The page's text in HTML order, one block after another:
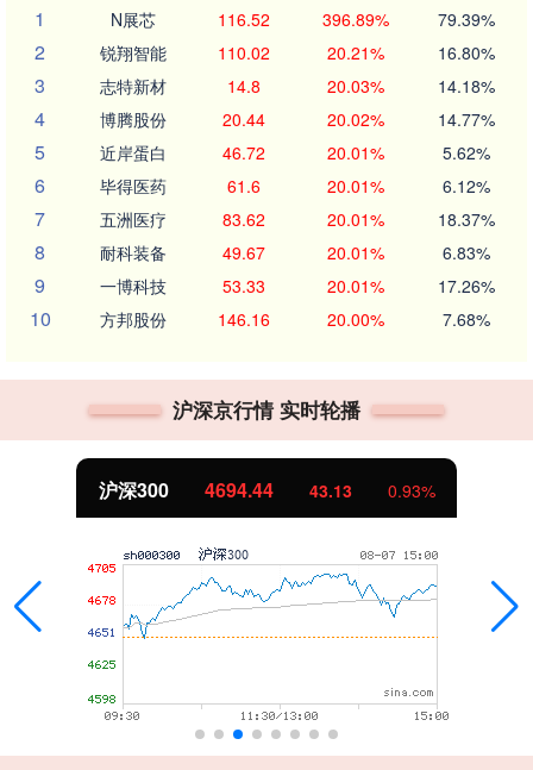
1
N展芯 116.52 396.89% 79.39%
2 锐翔智能 110.02 20.21% 16.80%
3 志特新材 14.8 20.03% 14.18%
4 博腾股份 20.44 20.02% 14.77%
5 近岸蛋白 46.72 20.01% 5.62%
6 毕得医药 61.6 20.01% 6.12%
7 五洲医疗 83.62 20.01% 18.37%
8 耐科装备 49.67 20.01% 6.83%
9 一博科技 53.33 20.01% 17.26%
10 方邦股份 146.16 20.00% 7.68%
沪深京行情 实时轮播
沪深300 4694.44 43.13 0.93%